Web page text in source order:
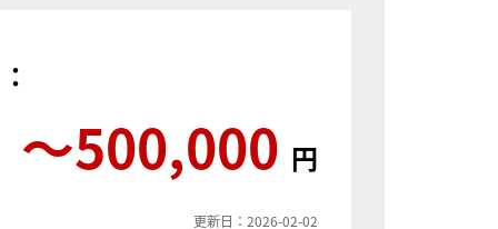
〜500,000 円
更新日：2026-02-02